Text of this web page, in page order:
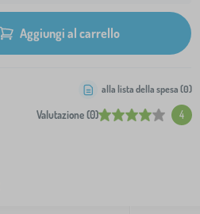
Aggiungi al carrello
Valutazione (0) 4
alla lista della spesa (0)